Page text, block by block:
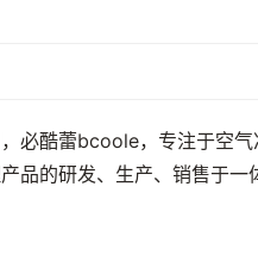
必酷蕾bcoole，专注于空
品的研发、生产、销售于一